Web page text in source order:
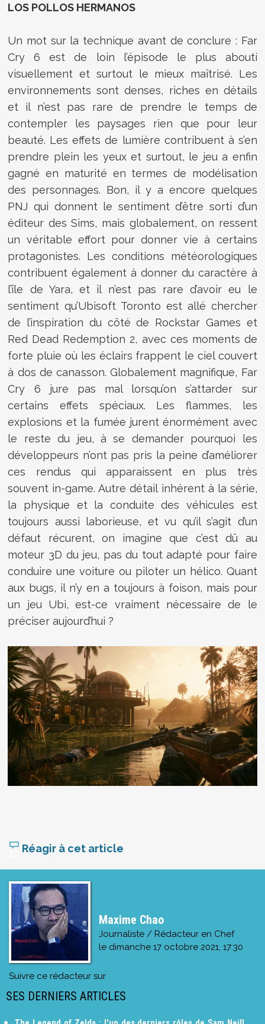
LOS POLLOS HERMANOS
Un mot sur la technique avant de conclure : Far
Cry 6 est de loin l’épisode le plus abouti
visuellement et surtout le mieux maîtrisé. Les
environnements sont denses, riches en détails
et il n’est pas rare de prendre le temps de
contempler les paysages rien que pour leur
beauté. Les effets de lumière contribuent à s’en
prendre plein les yeux et surtout, le jeu a enfin
gagné en maturité en termes de modélisation
des personnages. Bon, il y a encore quelques
PNJ qui donnent le sentiment d’être sorti d’un
éditeur des Sims, mais globalement, on ressent
un véritable effort pour donner vie à certains
protagonistes. Les conditions météorologiques
contribuent également à donner du caractère à
l’île de Yara, et il n’est pas rare d’avoir eu le
sentiment qu’Ubisoft Toronto est allé chercher
de l’inspiration du côté de Rockstar Games et
Red Dead Redemption 2, avec ces moments de
forte pluie où les éclairs frappent le ciel couvert
à dos de canasson. Globalement magnifique, Far
Cry 6 jure pas mal lorsqu’on s’attarder sur
certains effets spéciaux. Les flammes, les
explosions et la fumée jurent énormément avec
le reste du jeu, à se demander pourquoi les
développeurs n’ont pas pris la peine d’améliorer
ces rendus qui apparaissent en plus très
souvent in-game. Autre détail inhérent à la série,
la physique et la conduite des véhicules est
toujours aussi laborieuse, et vu qu’il s’agit d’un
défaut récurent, on imagine que c’est dû au
moteur 3D du jeu, pas du tout adapté pour faire
conduire une voiture ou piloter un hélico. Quant
aux bugs, il n’y en a toujours à foison, mais pour
un jeu Ubi, est-ce vraiment nécessaire de le
préciser aujourd’hui ?
Réagir à cet article
Maxime Chao
Journaliste / Rédacteur en Chef
le dimanche 17 octobre 2021, 17:30
Suivre ce rédacteur sur
SES DERNIERS ARTICLES